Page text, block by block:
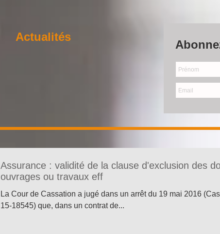
Actualités
Assurance : validité de la clause d'exclusion des
ouvrages ou travaux eff
La Cour de Cassation a jugé dans un arrêt du 19 mai 2016
15-18545) que, dans un contrat de...